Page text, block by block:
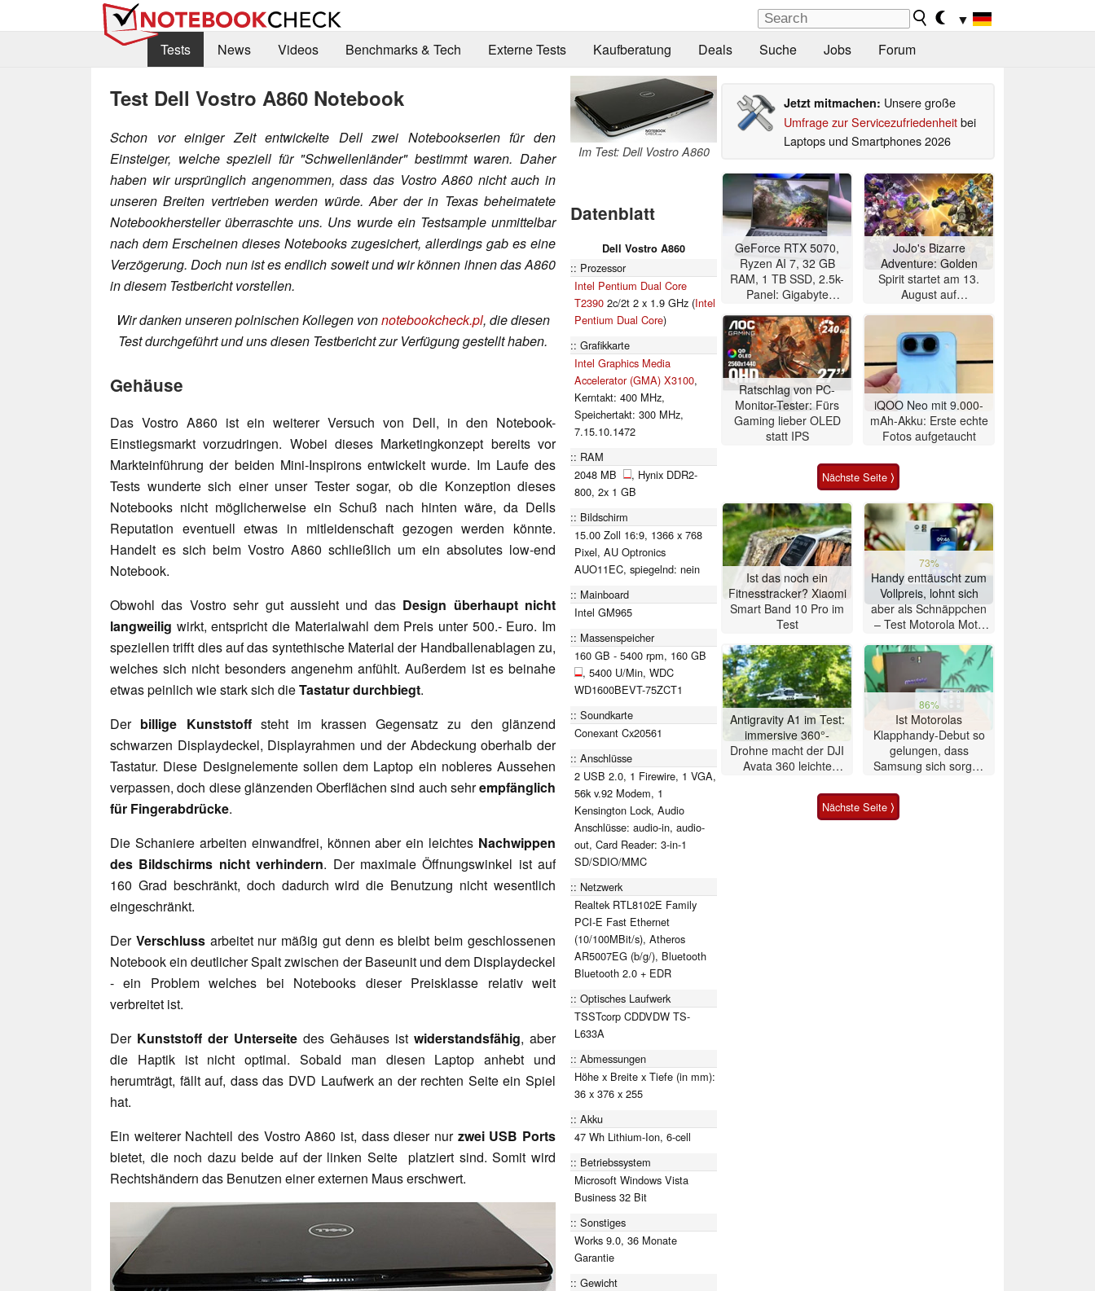
▼
Tests
News Videos Benchmarks & Tech Externe Tests Kaufberatung Deals Suche Jobs Forum
Test Dell Vostro A860 Notebook
Schon vor einiger Zeit entwickelte Dell zwei Notebookserien für den
Einsteiger, welche speziell für "Schwellenländer" bestimmt waren. Daher
haben wir ursprünglich angenommen, dass das Vostro A860 nicht auch in
unseren Breiten vertrieben werden würde. Aber der in Texas beheimatete
Notebookhersteller überraschte uns. Uns wurde ein Testsample unmittelbar
nach dem Erscheinen dieses Notebooks zugesichert, allerdings gab es eine
Verzögerung. Doch nun ist es endlich soweit und wir können ihnen das A860
in diesem Testbericht vorstellen.
Wir danken unseren polnischen Kollegen vonnotebookcheck.pl, die diesen
Test durchgeführt und uns diesen Testbericht zur Verfügung gestellt haben.
Gehäuse
Das Vostro A860 ist ein weiterer Versuch von Dell, in den Notebook-
Einstiegsmarkt vorzudringen. Wobei dieses Marketingkonzept bereits vor
Markteinführung der beiden Mini-Inspirons entwickelt wurde. Im Laufe des
Tests wunderte sich einer unser Tester sogar, ob die Konzeption dieses
Notebooks nicht möglicherweise ein Schuß nach hinten wäre, da Dells
Reputation eventuell etwas in mitleidenschaft gezogen werden könnte.
Handelt es sich beim Vostro A860 schließlich um ein absolutes low-end
Notebook.
Obwohl das Vostro sehr gut aussieht und das Design überhaupt nicht
langweilig wirkt, entspricht die Materialwahl dem Preis unter 500.- Euro. Im
speziellen trifft dies auf das syntethische Material der Handballenablagen zu,
welches sich nicht besonders angenehm anfühlt. Außerdem ist es beinahe
etwas peinlich wie stark sich dieTastatur durchbiegt.
Der billige Kunststoffsteht im krassen Gegensatz zu den glänzend
schwarzen Displaydeckel, Displayrahmen und der Abdeckung oberhalb der
Tastatur. Diese Designelemente sollen dem Laptop ein nobleres Aussehen
verpassen, doch diese glänzenden Oberflächen sind auch sehrempfänglich
für Fingerabdrücke.
Die Schaniere arbeiten einwandfrei, können aber ein leichtes Nachwippen
des Bildschirms nicht verhindern. Der maximale Öffnungswinkel ist auf
160 Grad beschränkt, doch dadurch wird die Benutzung nicht wesentlich
eingeschränkt.
Der Verschlussarbeitet nur mäßig gut denn es bleibt beim geschlossenen
Notebook ein deutlicher Spalt zwischen der Baseunit und dem Displaydeckel
- ein Problem welches bei Notebooks dieser Preisklasse relativ weit
verbreitet ist.
Der Kunststoff der Unterseite des Gehäuses ist widerstandsfähig, aber
die Haptik ist nicht optimal. Sobald man diesen Laptop anhebt und
herumträgt, fällt auf, dass das DVD Laufwerk an der rechten Seite ein Spiel
hat.
Ein weiterer Nachteil des Vostro A860 ist, dass dieser nur zwei USB Ports
bietet, die noch dazu beide auf der linken Seite platziert sind. Somit wird
Rechtshändern das Benutzen einer externen Maus erschwert.
Im Test: Dell Vostro A860
Datenblatt
Dell Vostro A860
Prozessor
Intel Pentium Dual Core
T2390 2c/2t 2 x 1.9 GHz (Intel
Pentium Dual Core)
Grafikkarte
Intel Graphics Media
Accelerator (GMA) X3100,
Kerntakt: 400 MHz,
Speichertakt: 300 MHz,
7.15.10.1472
RAM
2048 MB
, Hynix DDR2-
800, 2x 1 GB
Bildschirm
15.00 Zoll 16:9, 1366 x 768
Pixel, AU Optronics
AUO11EC, spiegelnd: nein
Mainboard
Intel GM965
Massenspeicher
160 GB - 5400 rpm, 160 GB
, 5400 U/Min, WDC
WD1600BEVT-75ZCT1
Soundkarte
Conexant Cx20561
Anschlüsse
2 USB 2.0, 1 Firewire, 1 VGA,
56k v.92 Modem, 1
Kensington Lock, Audio
Anschlüsse: audio-in, audio-
out, Card Reader: 3-in-1
SD/SDIO/MMC
Netzwerk
Realtek RTL8102E Family
PCI-E Fast Ethernet
(10/100MBit/s), Atheros
AR5007EG (b/g/), Bluetooth
Bluetooth 2.0 + EDR
Optisches Laufwerk
TSSTcorp CDDVDW TS-
L633A
Abmessungen
Höhe x Breite x Tiefe (in mm):
36 x 376 x 255
Akku
47 Wh Lithium-Ion, 6-cell
Betriebssystem
Microsoft Windows Vista
Business 32 Bit
Sonstiges
Works 9.0, 36 Monate
Garantie
Gewicht
Jetzt mitmachen: Unsere große
Umfrage zur Servicezufriedenheitbei
Laptops und Smartphones 2026
GeForce RTX 5070,
Ryzen AI 7, 32 GB
RAM, 1 TB SSD, 2.5k-
Panel: Gigabyte
Angebot
JoJo's Bizarre
Adventure: Golden
Spirit startet am 13.
August auf
Ratschlag von PC-
Monitor-Tester: Fürs
Gaming lieber OLED
statt IPS
iQOO Neo mit 9.000-
mAh-Akku: Erste echte
Fotos aufgetaucht
Nächste Seite ⟩
Ist das noch ein
Fitnesstracker? Xiaomi
Smart Band 10 Pro im
Test
73%
Handy enttäuscht zum
Vollpreis, lohnt sich
aber als Schnäppchen
– Test Motorola Moto
Antigravity A1 im Test:
immersive 360°-
Drohne macht der DJI
Avata 360 leichte
86%
Ist Motorolas
Klapphandy-Debut so
gelungen, dass
Samsung sich sorgen
Smartphone im Test
Nächste Seite ⟩